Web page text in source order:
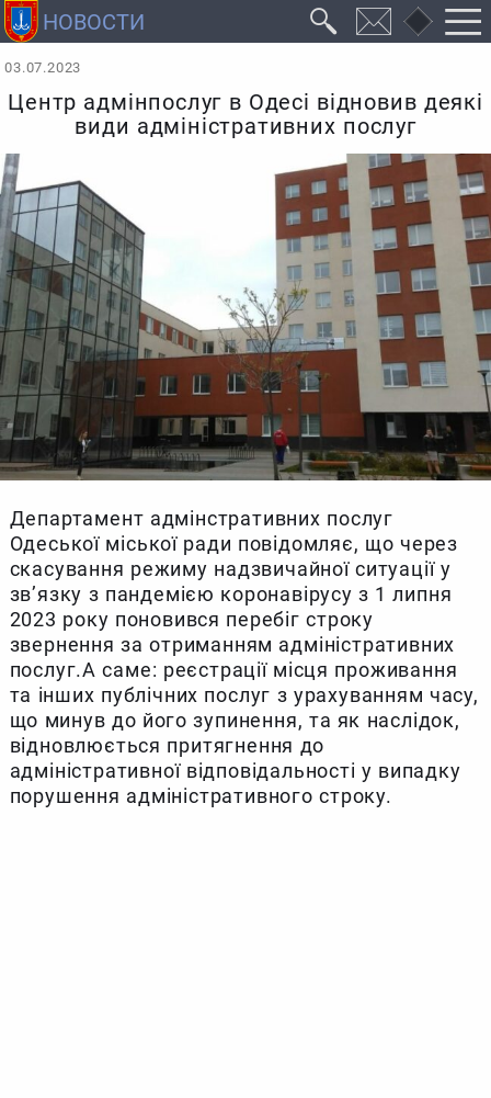
03.07.2023
Центр адмінпослуг в Одесі відновив деякі
види адміністративних послуг
Департамент адмінстративних послуг
Одеської міської ради повідомляє, що через
скасування режиму надзвичайної ситуації у
зв’язку з пандемією коронавірусу з 1 липня
2023 року поновився перебіг строку
звернення за отриманням адміністративних
послуг.А саме: реєстрації місця проживання
та інших публічних послуг з урахуванням часу,
що минув до його зупинення, та як наслідок,
відновлюється притягнення до
адміністративної відповідальності у випадку
порушення адміністративного строку.